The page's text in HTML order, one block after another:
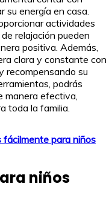
su energía en casa.
actividades
relajación pueden
positiva. Además,
clara y constante con
recompensando su
podrás
manera efectiva,
toda la familia.
fácilmente para niños
niños